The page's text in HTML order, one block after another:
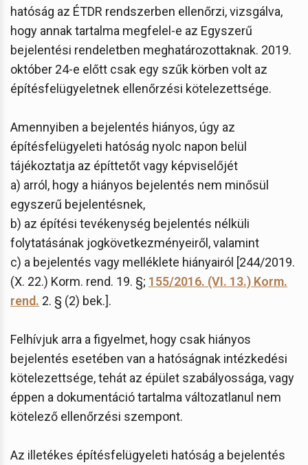
hatóság az ÉTDR rendszerben ellenőrzi, vizsgálva,
hogy annak tartalma megfelel-e az Egyszerű
bejelentési rendeletben meghatározottaknak. 2019.
október 24-e előtt csak egy szűk körben volt az
építésfelügyeletnek ellenőrzési kötelezettsége.
Amennyiben a bejelentés hiányos, úgy az
építésfelügyeleti hatóság nyolc napon belül
tájékoztatja az építtetőt vagy képviselőjét
a) arról, hogy a hiányos bejelentés nem minősül
egyszerű bejelentésnek,
b) az építési tevékenység bejelentés nélküli
folytatásának jogkövetkezményeiről, valamint
c) a bejelentés vagy melléklete hiányairól [244/2019.
(X. 22.) Korm. rend. 19. §; 155/2016. (VI. 13.) Korm.
rend. 2. § (2) bek.].
Felhívjuk arra a figyelmet, hogy csak hiányos
bejelentés esetében van a hatóságnak intézkedési
kötelezettsége, tehát az épület szabályossága, vagy
éppen a dokumentáció tartalma változatlanul nem
kötelező ellenőrzési szempont.
Az illetékes építésfelügyeleti hatóság a bejelentés